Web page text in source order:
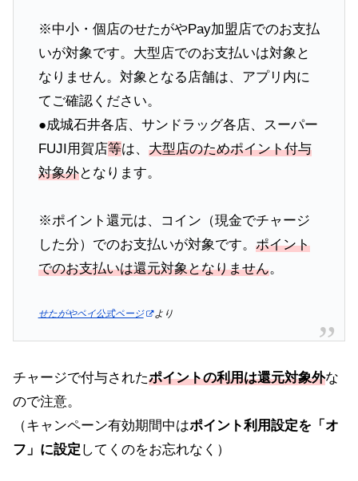
※中小・個店のせたがやPay加盟店でのお支払
いが対象です。大型店でのお支払いは対象と
なりません。対象となる店舗は、アプリ内に
てご確認ください。
●成城石井各店、サンドラッグ各店、スーパー
FUJI用賀店等は、 大型店のためポイント付与
対象外となります。
※ポイント還元は、コイン（現金でチャージ
した分）でのお支払いが対象です。 ポイント
でのお支払いは還元対象となりません。
せたがやペイ公式ページ より
チャージで付与されたポイントの利用は還元対象外な
ので注意。
（キャンペーン有効期間中はポイント利用設定を「オ
フ」に設定 してくのをお忘れなく）